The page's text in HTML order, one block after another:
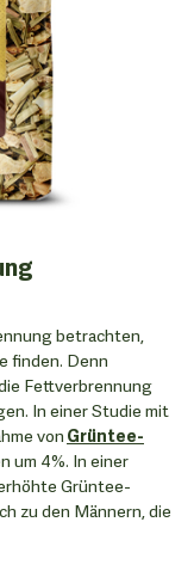
betrachten,
finden. Denn
Fettverbrennung
In einer Studie mit
von Grüntee-
um 4%. In einer
Grüntee-
zu den Männern, die